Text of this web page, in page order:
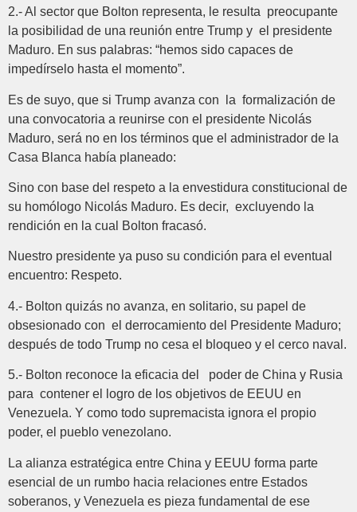
2.- Al sector que Bolton representa, le resulta preocupante
la posibilidad de una reunión entre Trump y el presidente
Maduro. En sus palabras: “hemos sido capaces de
impedírselo hasta el momento”.
Es de suyo, que si Trump avanza con la formalización de
una convocatoria a reunirse con el presidente Nicolás
Maduro, será no en los términos que el administrador de la
Casa Blanca había planeado:
Sino con base del respeto a la envestidura constitucional de
su homólogo Nicolás Maduro. Es decir, excluyendo la
rendición en la cual Bolton fracasó.
Nuestro presidente ya puso su condición para el eventual
encuentro: Respeto.
4.- Bolton quizás no avanza, en solitario, su papel de
obsesionado con el derrocamiento del Presidente Maduro;
después de todo Trump no cesa el bloqueo y el cerco naval.
5.- Bolton reconoce la eficacia del poder de China y Rusia
para contener el logro de los objetivos de EEUU en
Venezuela. Y como todo supremacista ignora el propio
poder, el pueblo venezolano.
La alianza estratégica entre China y EEUU forma parte
esencial de un rumbo hacia relaciones entre Estados
soberanos, y Venezuela es pieza fundamental de ese